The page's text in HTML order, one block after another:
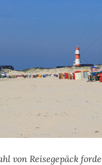
von Reisegepäck